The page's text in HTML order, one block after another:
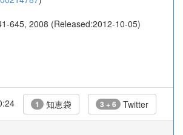
645, 2008 (Released:2012-10-05)
1 知恵袋 3 + 6 Twitter